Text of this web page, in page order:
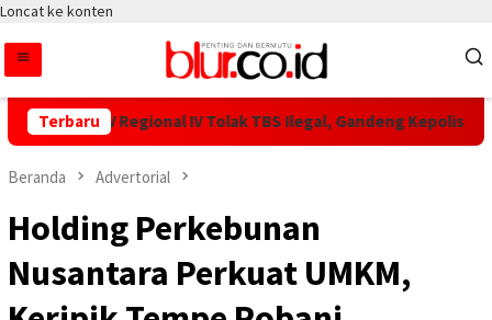
Loncat ke konten
Terbaru
IV Regional IV Tolak TBS Ilegal, Gandeng Kepolisian
Beranda Advertorial
Holding Perkebunan
Nusantara Perkuat UMKM,